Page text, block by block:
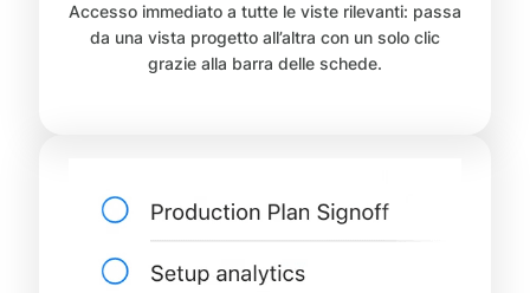
Accesso immediato a tutte le viste rilevanti: passa
da una vista progetto all’altra con un solo clic
grazie alla barra delle schede.